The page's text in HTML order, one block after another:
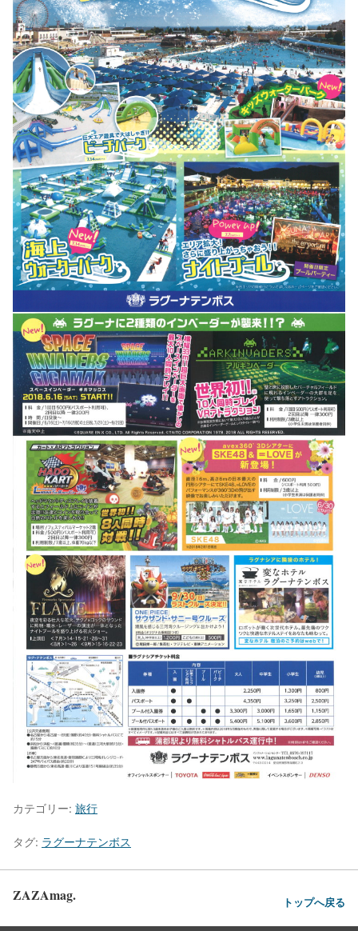
カテゴリー: 旅行
タグ: ラグーナテンボス
ZAZAmag. トップへ戻る